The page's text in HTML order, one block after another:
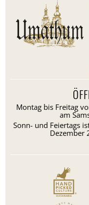
Montag bis Freitag
am
Sonn- und Feiertags
Dezember